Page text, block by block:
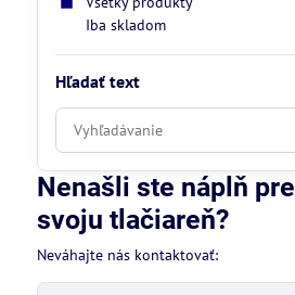
Iba skladom
Hľadať text
Prehľadať
výsledky
filtra
fulltextom
Nenašli ste náplň pre
svoju tlačiareň?
Neváhajte nás kontaktovať: